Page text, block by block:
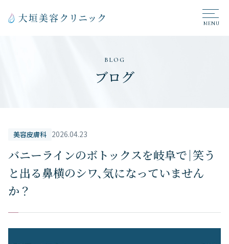
BLOG
ブログ
美容皮膚科 2026.04.23
バニーラインのボトックスを岐阜で｜笑う
と出る鼻横のシワ、気になっていません
か？